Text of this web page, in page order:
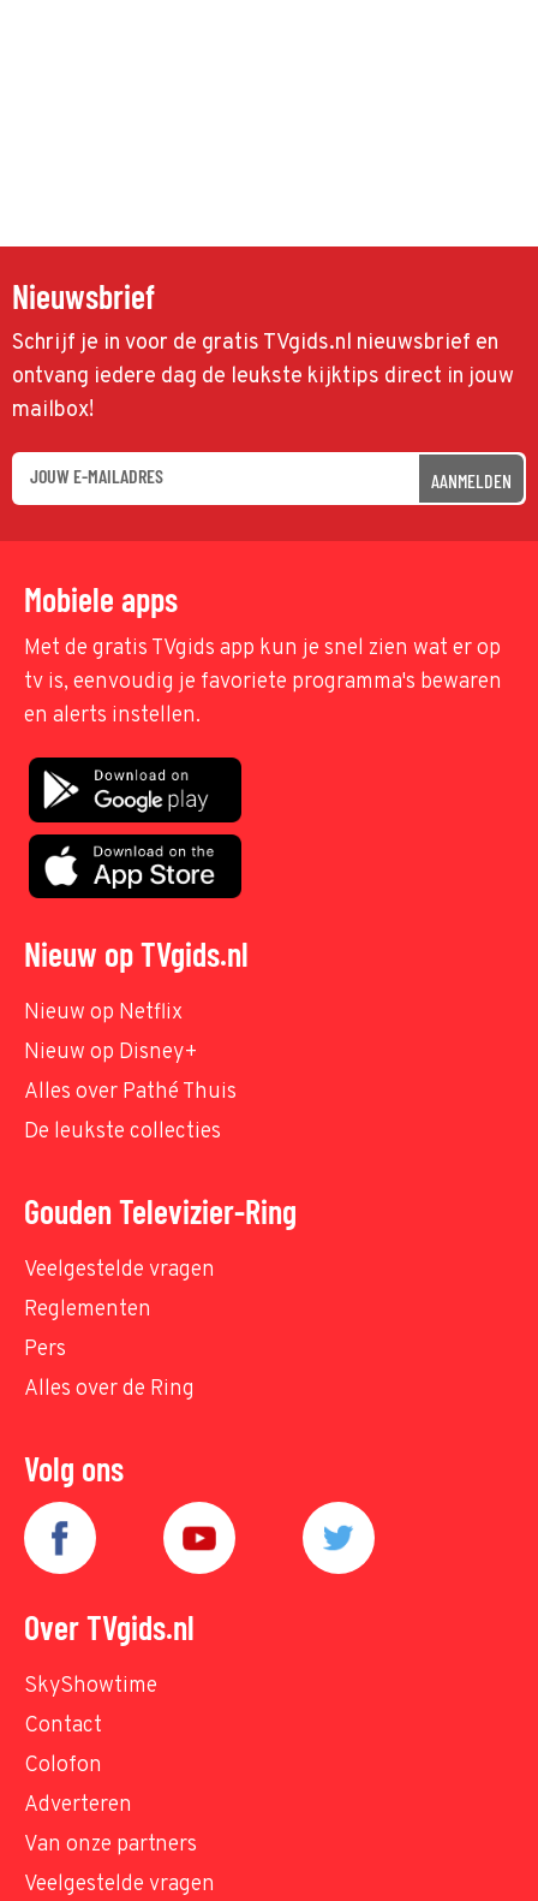
Nieuwsbrief
Schrijf je in voor de gratis TVgids.nl nieuwsbrief en
ontvang iedere dag de leukste kijktips direct in jouw
mailbox!
AANMELDEN
Mobiele apps
Met de gratis TVgids app kun je snel zien wat er op
tv is, eenvoudig je favoriete programma's bewaren
en alerts instellen.
Nieuw op TVgids.nl
Nieuw op Netflix
Nieuw op Disney+
Alles over Pathé Thuis
De leukste collecties
Gouden Televizier-Ring
Veelgestelde vragen
Reglementen
Pers
Alles over de Ring
Volg ons
Over TVgids.nl
SkyShowtime
Contact
Colofon
Adverteren
Van onze partners
Veelgestelde vragen